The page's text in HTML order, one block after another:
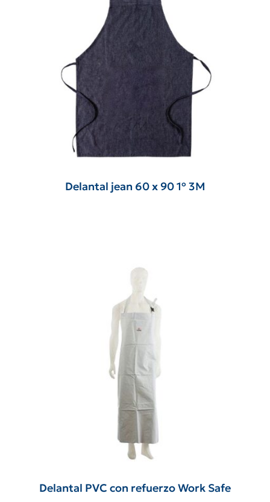
Delantal jean 60 x 90 1º 3M
Delantal PVC con refuerzo Work Safe